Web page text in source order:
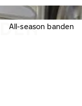
All-season banden